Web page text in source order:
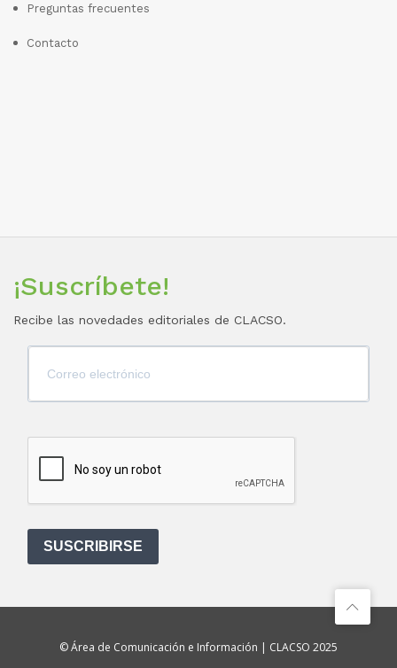
Preguntas frecuentes
Contacto
¡Suscríbete!
Recibe las novedades editoriales de CLACSO.
SUSCRIBIRSE
© Área de Comunicación e Información | CLACSO 2025